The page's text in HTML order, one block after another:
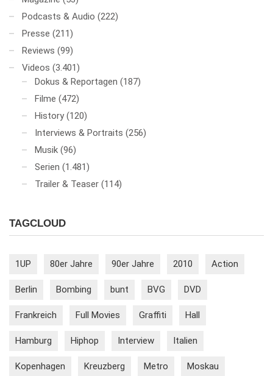
Podcasts & Audio (222)
Presse (211)
Reviews (99)
Videos (3.401)
Dokus & Reportagen (187)
Filme (472)
History (120)
Interviews & Portraits (256)
Musik (96)
Serien (1.481)
Trailer & Teaser (114)
TAGCLOUD
1UP 80er Jahre 90er Jahre 2010 Action
Berlin Bombing bunt BVG DVD
Frankreich Full Movies Graffiti Hall
Hamburg Hiphop Interview Italien
Kopenhagen Kreuzberg Metro Moskau